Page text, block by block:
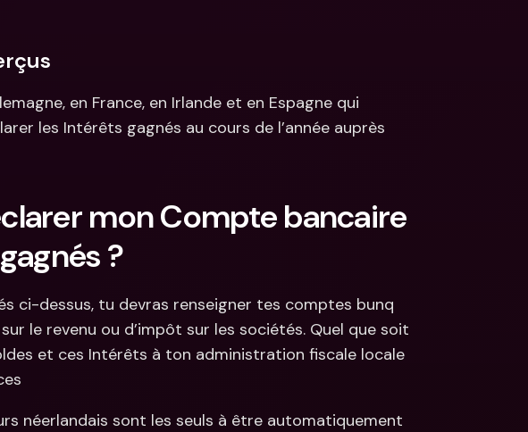
en France, en Irlande et en Espagne qui
les Intérêts gagnés au cours de l’année auprès
mon Compte bancaire
?
ci-dessus, tu devras renseigner tes comptes bunq
le revenu ou d’impôt sur les sociétés. Quel que soit
et ces Intérêts à ton administration fiscale locale
néerlandais sont les seuls à être automatiquement